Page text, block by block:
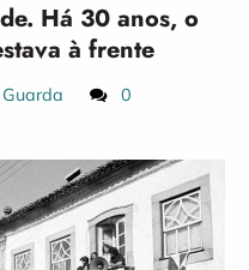
Há 30 anos, o
à frente
0